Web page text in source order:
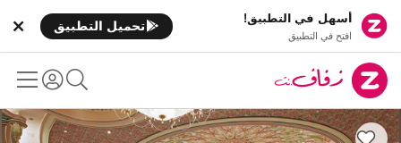
أسهل في التطبيق!
افتح في التطبيق
تحميل التطبيق